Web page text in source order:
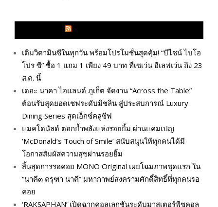
เติมวิตามินซีในทุกวัน พร้อมโปรโมชั่นสุดคุ้ม! “บีไชน์ ไบโอ
โปร ซี” ซื้อ 1 แถม 1 เพียง 49 บาท ที่เซเว่น อีเลฟเว่น ถึง 23
ส.ค. นี้
เดอะ นาคา ไอแลนด์ ภูเก็ต จัดงาน “Across the Table”
ต้อนรับสุดยอดเชฟระดับมิชลิน สู่ประสบการณ์ Luxury
Dining Series สุดเอ็กซ์คลูซีฟ
แมคโดนัลด์ ตอกย้ำพลังแห่งรอยยิ้ม ผ่านแคมเปญ
‘McDonald’s Touch of Smile’ สนับสนุนให้ทุกคนได้มี
โอกาสสัมผัสความสุขผ่านรอยยิ้ม
สิ้นสุดการรอคอย MONO Original เผยโฉมภาพชุดแรก ใน
“นาคี๓ ครุฑา นาคี” มหากาพย์สงครามศักดิ์สิทธิ์ที่ทุกคนรอ
คอย
‘RAKSAPHAN’ เปิดฉากคอลเลกชันระดับมาสเตอร์พีซคอล